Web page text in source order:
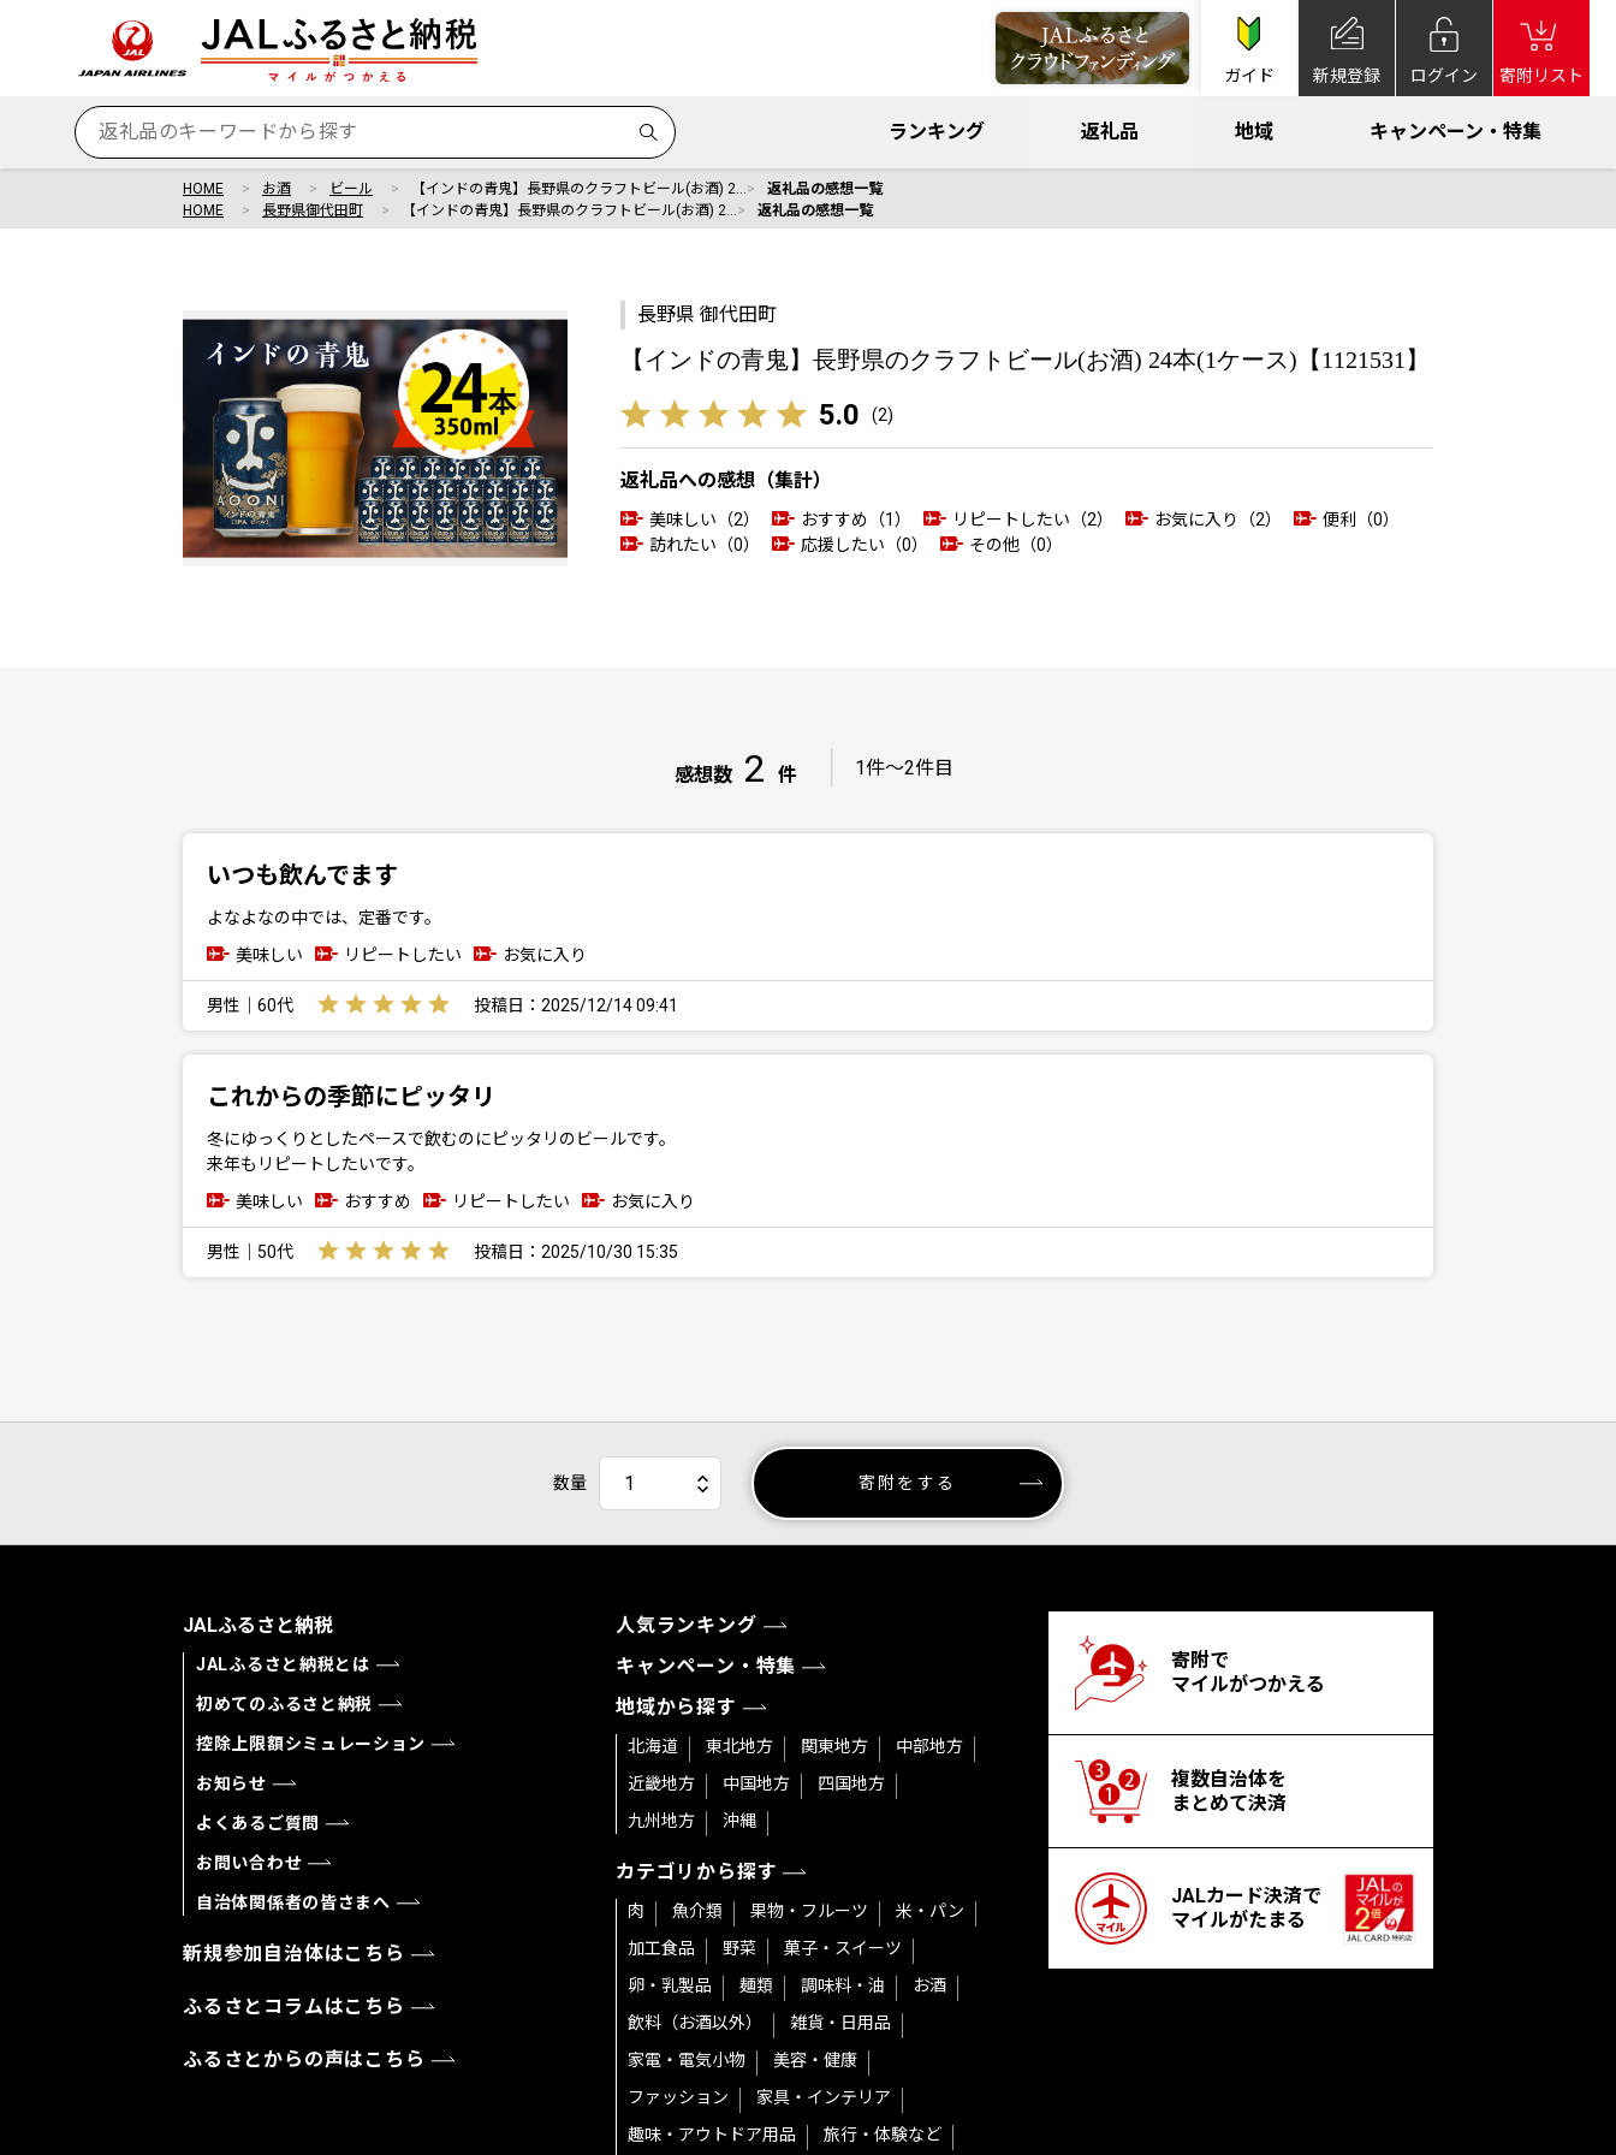
ガイド 新規登録 ログイン 寄附リスト
ランキング 返礼品 地域 キャンペーン・特集
HOME お酒 ビール 【インドの青鬼】長野県のクラフトビール(お酒) 2…
返礼品の感想一覧
HOME
長野県御代田町 【インドの青鬼】長野県のクラフトビール(お酒) 2… 返礼品の感想一覧
長野県 御代田町
【インドの青鬼】長野県のクラフトビール(お酒) 24本(1ケース)【1121531】
5.0 (2)
返礼品への感想（集計）
美味しい（2） おすすめ（1） リピートしたい（2） お気に入り（2）
便利（0）
訪れたい（0）
応援したい（0） その他（0）
感想数 2 件 1件～2件目
いつも飲んでます
よなよなの中では、定番です。
美味しい
リピートしたい お気に入り
男性｜60代 投稿日：2025/12/14 09:41
これからの季節にピッタリ
冬にゆっくりとしたペースで飲むのにピッタリのビールです。
来年もリピートしたいです。
美味しい
おすすめ リピートしたい お気に入り
男性｜50代 投稿日：2025/10/30 15:35
数量 寄附をする
JALふるさと納税
JALふるさと納税とは
初めてのふるさと納税
控除上限額シミュレーション
お知らせ
よくあるご質問
お問い合わせ
自治体関係者の皆さまへ
新規参加自治体はこちら
ふるさとコラムはこちら
ふるさとからの声はこちら
人気ランキング
キャンペーン・特集
地域から探す
北海道 東北地方 関東地方
中部地方
近畿地方
中国地方
四国地方
九州地方
沖縄
カテゴリから探す
肉 魚介類 果物・フルーツ
米・パン
加工食品
野菜
菓子・スイーツ
卵・乳製品
麺類 調味料・油
お酒
飲料（お酒以外）
雑貨・日用品
家電・電気小物
美容・健康
ファッション
家具・インテリア
趣味・アウトドア用品
旅行・体験など
寄附で
マイルがつかえる
複数自治体を
まとめて決済
JALカード決済で
マイルがたまる